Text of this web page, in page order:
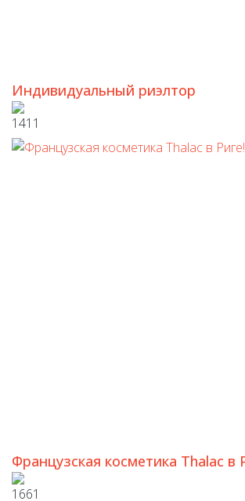
Индивидуальный риэлтор
1411
Французская косметика Thalac в
1661